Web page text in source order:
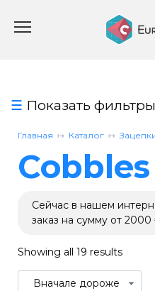
Главная Каталог
Cobbles
Сейчас в нашем
заказ на сумму от
Showing all 19 results
Показать фильтры